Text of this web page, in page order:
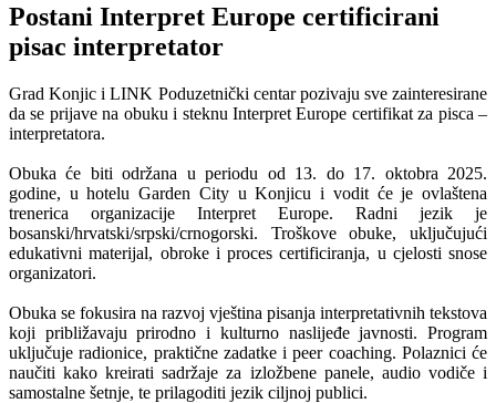
Postani Interpret Europe certificirani
pisac interpretator
Grad Konjic i LINK Poduzetnički centar pozivaju sve zainteresirane
da se prijave na obuku i steknu Interpret Europe certifikat za pisca –
interpretatora.
Obuka će biti održana u periodu od 13. do 17. oktobra 2025.
godine, u hotelu Garden City u Konjicu i vodit će je ovlaštena
trenerica organizacije Interpret Europe. Radni jezik je
bosanski/hrvatski/srpski/crnogorski. Troškove obuke, uključujući
edukativni materijal, obroke i proces certificiranja, u cjelosti snose
organizatori.
Obuka se fokusira na razvoj vještina pisanja interpretativnih tekstova
koji približavaju prirodno i kulturno naslijeđe javnosti. Program
uključuje radionice, praktične zadatke i peer coaching. Polaznici će
naučiti kako kreirati sadržaje za izložbene panele, audio vodiče i
samostalne šetnje, te prilagoditi jezik ciljnoj publici.